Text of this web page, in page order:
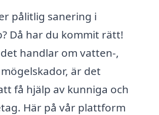
pålitlig sanering i
Då har du kommit rätt!
handlar om vatten-,
är det
få hjälp av kunniga och
Här på vår plattform